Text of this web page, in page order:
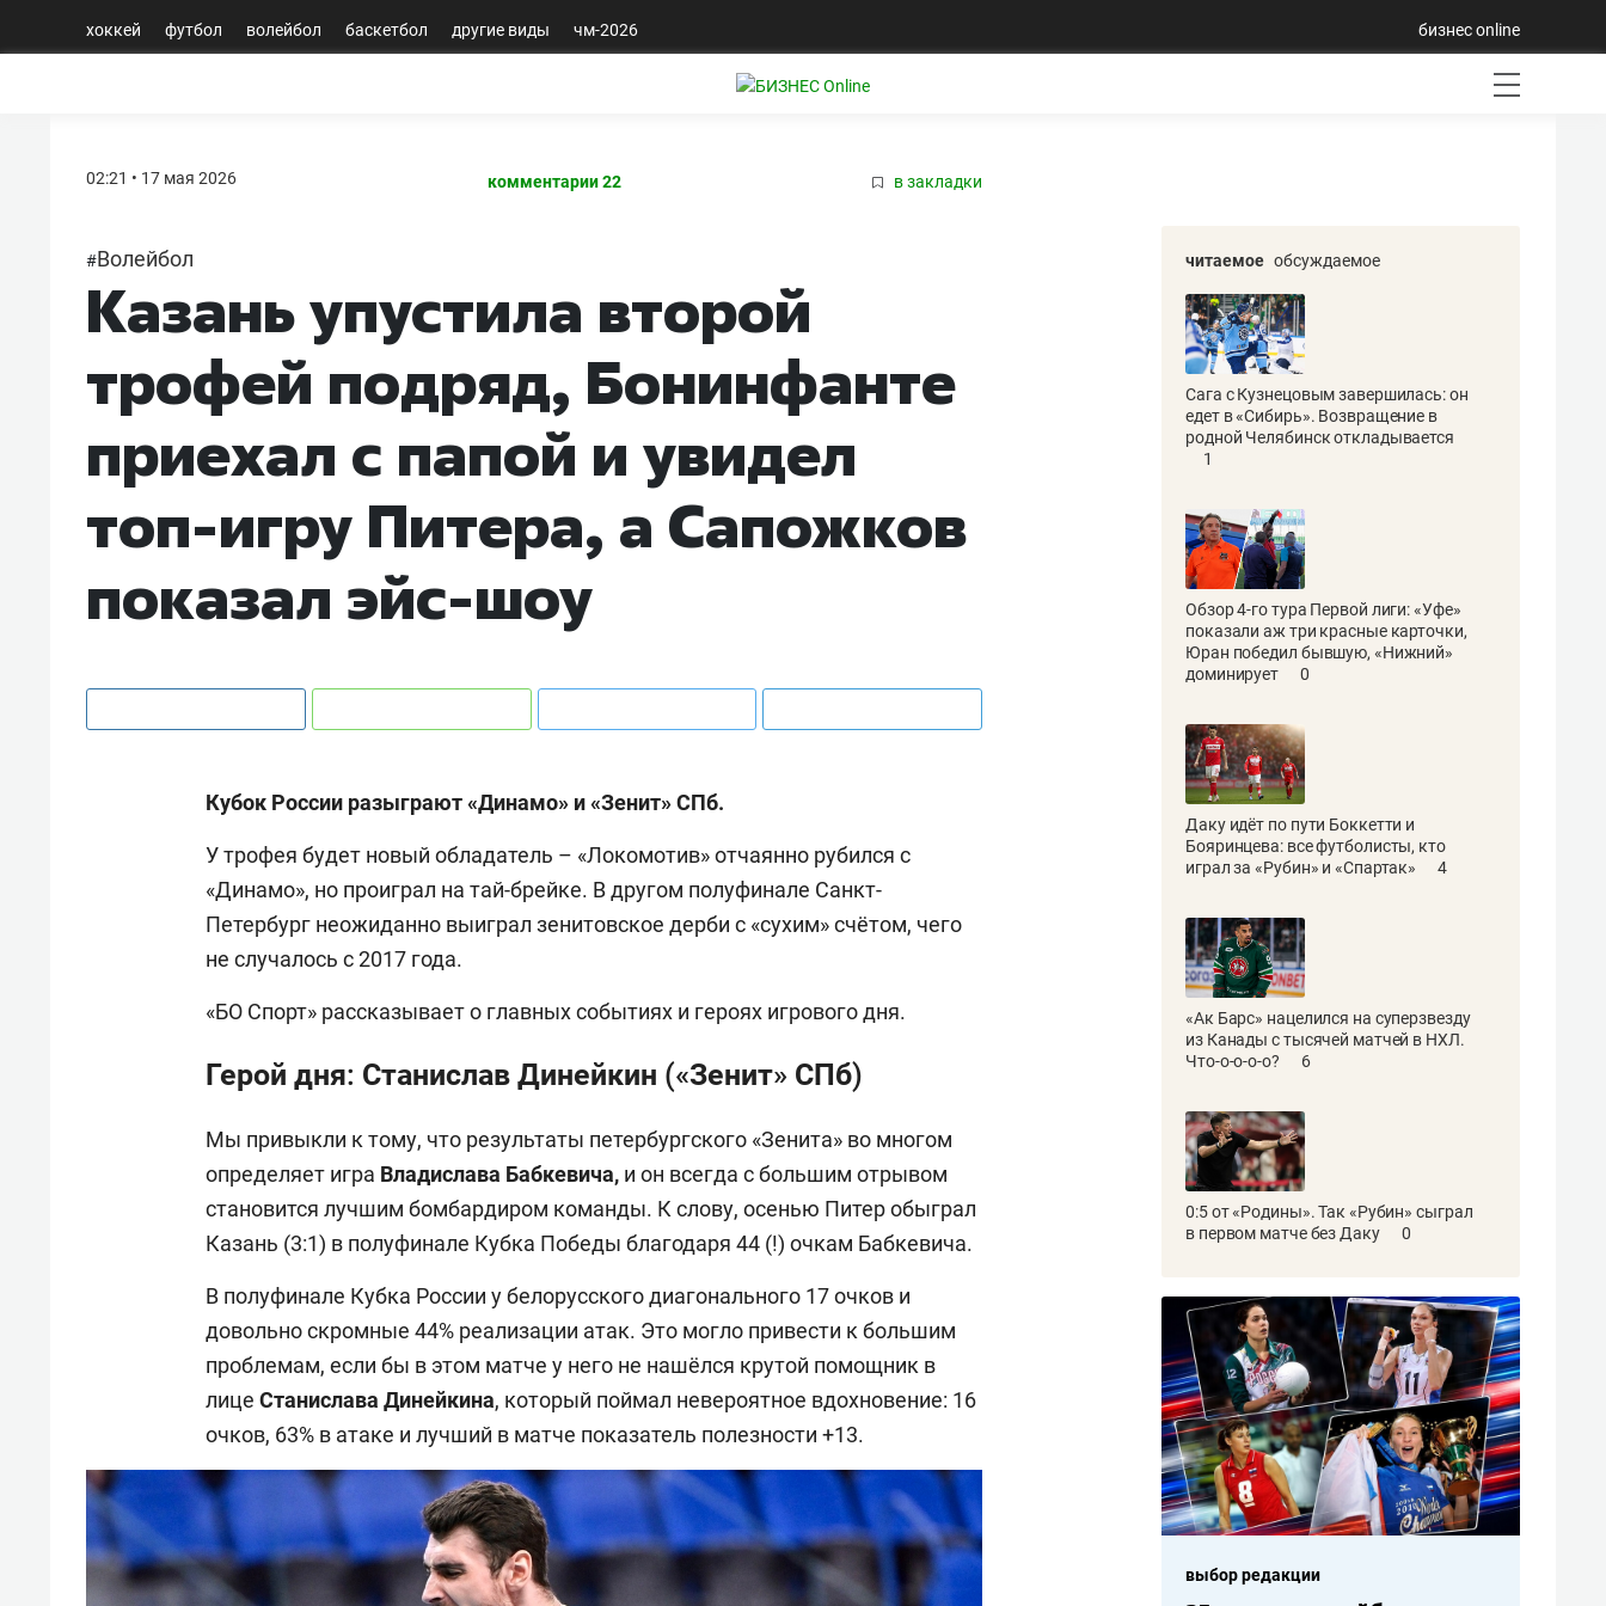
хоккей футбол волейбол баскетбол другие виды чм-2026 бизнес online
02:21 • 17 мая 2026 комментарии 22 в закладки
#Волейбол
Казань упустила второй
трофей подряд, Бонинфанте
приехал с папой и увидел
топ-игру Питера, а Сапожков
показал эйс-шоу
Кубок России разыграют «Динамо» и «Зенит» СПб.
У трофея будет новый обладатель – «Локомотив» отчаянно рубился с
«Динамо», но проиграл на тай-брейке. В другом полуфинале Санкт-
Петербург неожиданно выиграл зенитовское дерби с «сухим» счётом, чего
не случалось с 2017 года.
«БО Спорт» рассказывает о главных событиях и героях игрового дня.
Герой дня: Станислав Динейкин («Зенит» СПб)
Мы привыкли к тому, что результаты петербургского «Зенита» во многом
определяет игра Владислава Бабкевича, и он всегда с большим отрывом
становится лучшим бомбардиром команды. К слову, осенью Питер обыграл
Казань (3:1) в полуфинале Кубка Победы благодаря 44 (!) очкам Бабкевича.
В полуфинале Кубка России у белорусского диагонального 17 очков и
довольно скромные 44% реализации атак. Это могло привести к большим
проблемам, если бы в этом матче у него не нашёлся крутой помощник в
лице Станислава Динейкина, который поймал невероятное вдохновение: 16
очков, 63% в атаке и лучший в матче показатель полезности +13.
читаемое обсуждаемое
Сага с Кузнецовым завершилась: он
едет в «Сибирь». Возвращение в
родной Челябинск откладывается
1
Обзор 4-го тура Первой лиги: «Уфе»
показали аж три красные карточки,
Юран победил бывшую, «Нижний»
доминирует
0
Даку идёт по пути Боккетти и
Бояринцева: все футболисты, кто
играл за «Рубин» и «Спартак»
4
«Ак Барс» нацелился на суперзвезду
из Канады с тысячей матчей в НХЛ.
Что-о-о-о-о?
6
0:5 от «Родины». Так «Рубин» сыграл
в первом матче без Даку
0
выбор редакции